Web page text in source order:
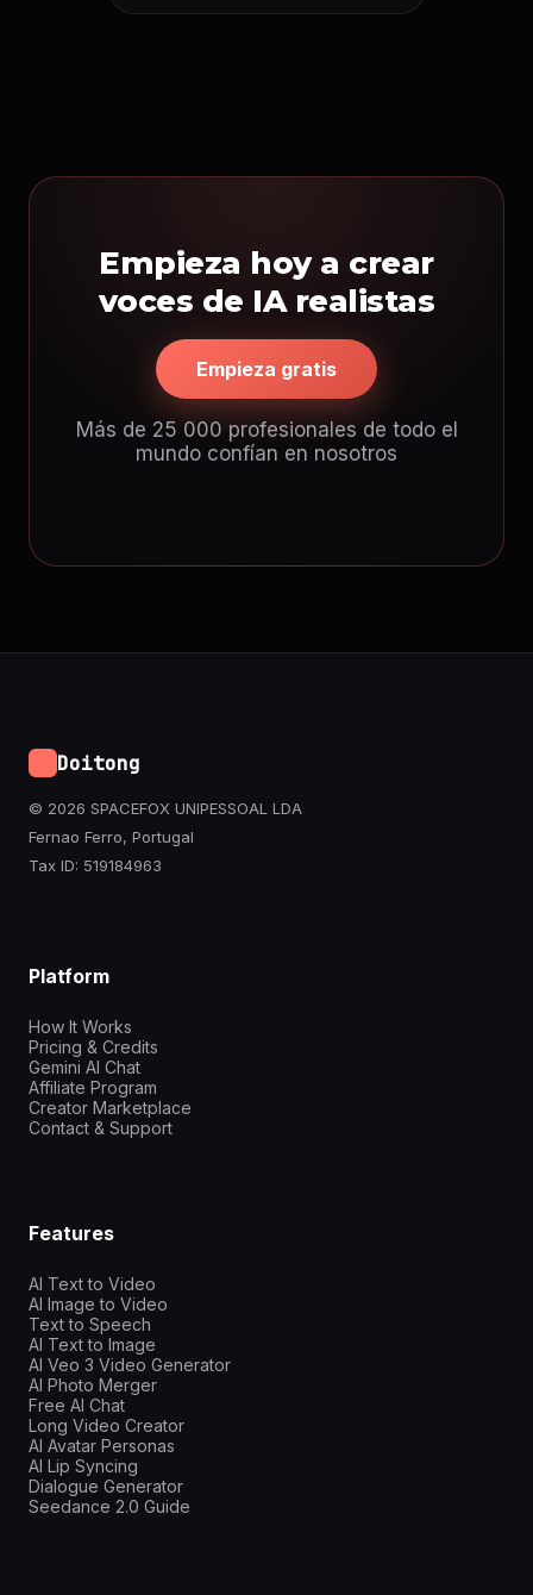
Empieza hoy a crear
voces de IA realistas
Empieza gratis
Más de 25 000 profesionales de todo el
mundo confían en nosotros
Doitong
© 2026 SPACEFOX UNIPESSOAL LDA
Fernao Ferro, Portugal
Tax ID: 519184963
Platform
How It Works
Pricing & Credits
Gemini AI Chat
Affiliate Program
Creator Marketplace
Contact & Support
Features
AI Text to Video
AI Image to Video
Text to Speech
AI Text to Image
AI Veo 3 Video Generator
AI Photo Merger
Free AI Chat
Long Video Creator
AI Avatar Personas
AI Lip Syncing
Dialogue Generator
Seedance 2.0 Guide